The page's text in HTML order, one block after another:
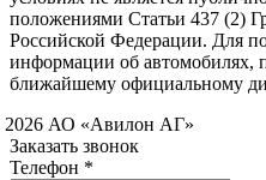
положениями Статьи 437 (2)
Российской Федерации. Для
информации об автомобилях,
ближайшему официальному
АО «Авилон АГ»
Заказать звонок
Телефон *